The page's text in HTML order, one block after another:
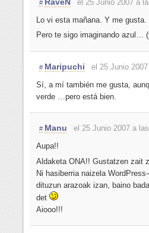
#
el 25 Junio 2007 a
Lo vi esta mañana. Y me gusta.
Pero te sigo imaginando azul…
# Maripuchi
el 25 Junio
Sí, a mí también me gusta,
verde …pero está bien.
# Manu
el 25 Junio 2007 a
Aupa!!
Aldaketa ONA!! Gustatzen zait
Ni hasiberria naizela
dituzun arazoak izan, baino
det
Aiooo!!!